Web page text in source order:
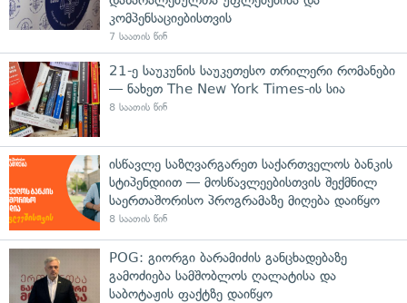
კომპენსაციებისთვის
7 საათის წინ
21-ე საუკუნის საუკეთესო თრილერი რომანები
— ნახეთ The New York Times-ის სია
8 საათის წინ
ისწავლე საზღვარგარეთ საქართველოს ბანკის
სტიპენდიით — მოსწავლეებისთვის შექმნილ
საერთაშორისო პროგრამაზე მიღება დაიწყო
8 საათის წინ
POG: გიორგი ბარამიძის განცხადებაზე
გამოძიება სამშობლოს ღალატისა და
საბოტაჟის ფაქტზე დაიწყო